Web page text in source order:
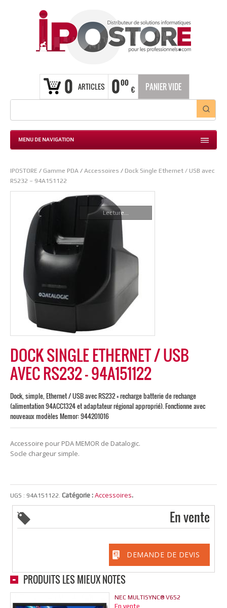
0 ARTICLES 000
€ PANIER VIDE
MENU DE NAVIGATION
IPOSTORE / Gamme PDA / Accessoires / Dock Single Ethernet / USB avec
RS232 – 94A151122
Lecture...
DOCK SINGLE ETHERNET / USB
AVEC RS232 – 94A151122
Dock, simple, Ethernet / USB avec RS232 + recharge batterie de rechange
(alimentation 94ACC1324 et adaptateur régional approprié). Fonctionne avec
nouveaux modèles Memor: 944201016
Accessoire pour PDA MEMOR de Datalogic.
Socle chargeur simple.
UGS : 94A151122 Catégorie : Accessoires.
En vente
DEMANDE DE DEVIS
PRODUITS LES MIEUX NOTÉS
NEC MULTISYNC® V652
En vente